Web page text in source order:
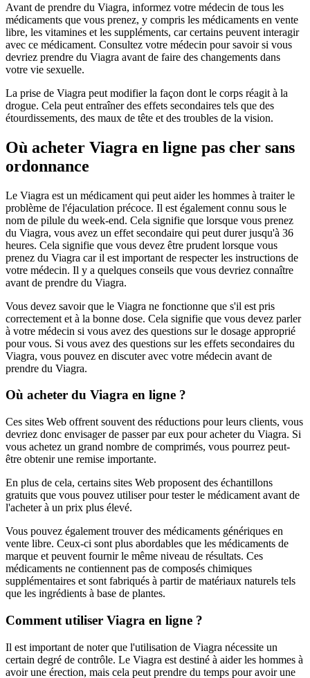
Avant de prendre du Viagra, informez votre médecin de tous les
médicaments que vous prenez, y compris les médicaments en vente
libre, les vitamines et les suppléments, car certains peuvent interagir
avec ce médicament. Consultez votre médecin pour savoir si vous
devriez prendre du Viagra avant de faire des changements dans
votre vie sexuelle.
La prise de Viagra peut modifier la façon dont le corps réagit à la
drogue. Cela peut entraîner des effets secondaires tels que des
étourdissements, des maux de tête et des troubles de la vision.
Où acheter Viagra en ligne pas cher sans
ordonnance
Le Viagra est un médicament qui peut aider les hommes à traiter le
problème de l'éjaculation précoce. Il est également connu sous le
nom de pilule du week-end. Cela signifie que lorsque vous prenez
du Viagra, vous avez un effet secondaire qui peut durer jusqu'à 36
heures. Cela signifie que vous devez être prudent lorsque vous
prenez du Viagra car il est important de respecter les instructions de
votre médecin. Il y a quelques conseils que vous devriez connaître
avant de prendre du Viagra.
Vous devez savoir que le Viagra ne fonctionne que s'il est pris
correctement et à la bonne dose. Cela signifie que vous devez parler
à votre médecin si vous avez des questions sur le dosage approprié
pour vous. Si vous avez des questions sur les effets secondaires du
Viagra, vous pouvez en discuter avec votre médecin avant de
prendre du Viagra.
Où acheter du Viagra en ligne ?
Ces sites Web offrent souvent des réductions pour leurs clients, vous
devriez donc envisager de passer par eux pour acheter du Viagra. Si
vous achetez un grand nombre de comprimés, vous pourrez peut-
être obtenir une remise importante.
En plus de cela, certains sites Web proposent des échantillons
gratuits que vous pouvez utiliser pour tester le médicament avant de
l'acheter à un prix plus élevé.
Vous pouvez également trouver des médicaments génériques en
vente libre. Ceux-ci sont plus abordables que les médicaments de
marque et peuvent fournir le même niveau de résultats. Ces
médicaments ne contiennent pas de composés chimiques
supplémentaires et sont fabriqués à partir de matériaux naturels tels
que les ingrédients à base de plantes.
Comment utiliser Viagra en ligne ?
Il est important de noter que l'utilisation de Viagra nécessite un
certain degré de contrôle. Le Viagra est destiné à aider les hommes à
avoir une érection, mais cela peut prendre du temps pour avoir une